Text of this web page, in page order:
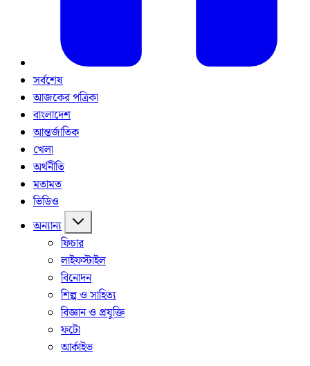
সর্বশেষ
আজকের পত্রিকা
বাংলাদেশ
আন্তর্জাতিক
খেলা
অর্থনীতি
মতামত
ভিডিও
অন্যান্য
ফিচার
লাইফস্টাইল
বিনোদন
শিল্প ও সাহিত্য
বিজ্ঞান ও প্রযুক্তি
ফটো
আর্কাইভ